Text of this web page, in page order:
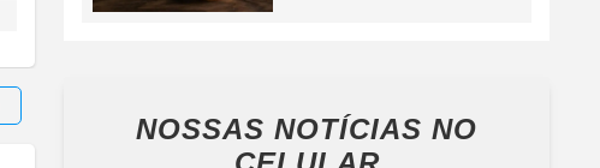
NOSSAS NOTÍCIAS NO